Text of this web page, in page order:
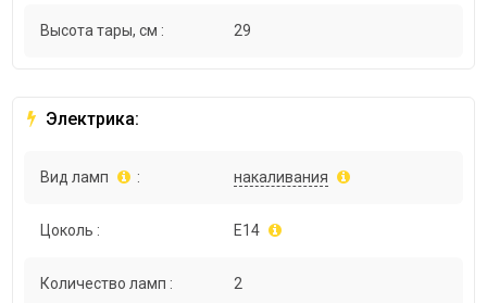
Высота тары, см : 29
Электрика:
Вид ламп : накаливания
Цоколь : E14
Количество ламп : 2